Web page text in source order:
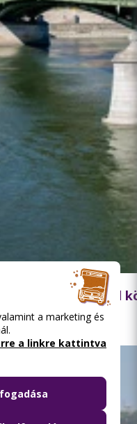
a Szabadság híd
a marketing és
a linkre kattintva